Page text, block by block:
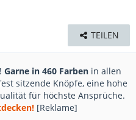
TEILEN
Garne in 460 Farben in allen
sitzende Knöpfe, eine hohe
für höchste Ansprüche.
[Reklame]